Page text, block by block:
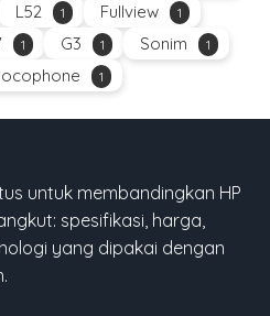
L52 1 Fullview 1
1 G3 1 Sonim 1
1
untuk membandingkan HP
spesifikasi, harga,
yang dipakai dengan